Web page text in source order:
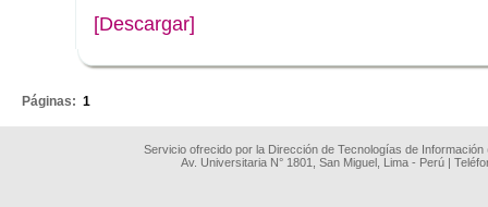
[Descargar]
Páginas: 1
Servicio ofrecido por la Dirección de Tecnologías de
Av. Universitaria N° 1801, San Miguel, Lima - Perú |